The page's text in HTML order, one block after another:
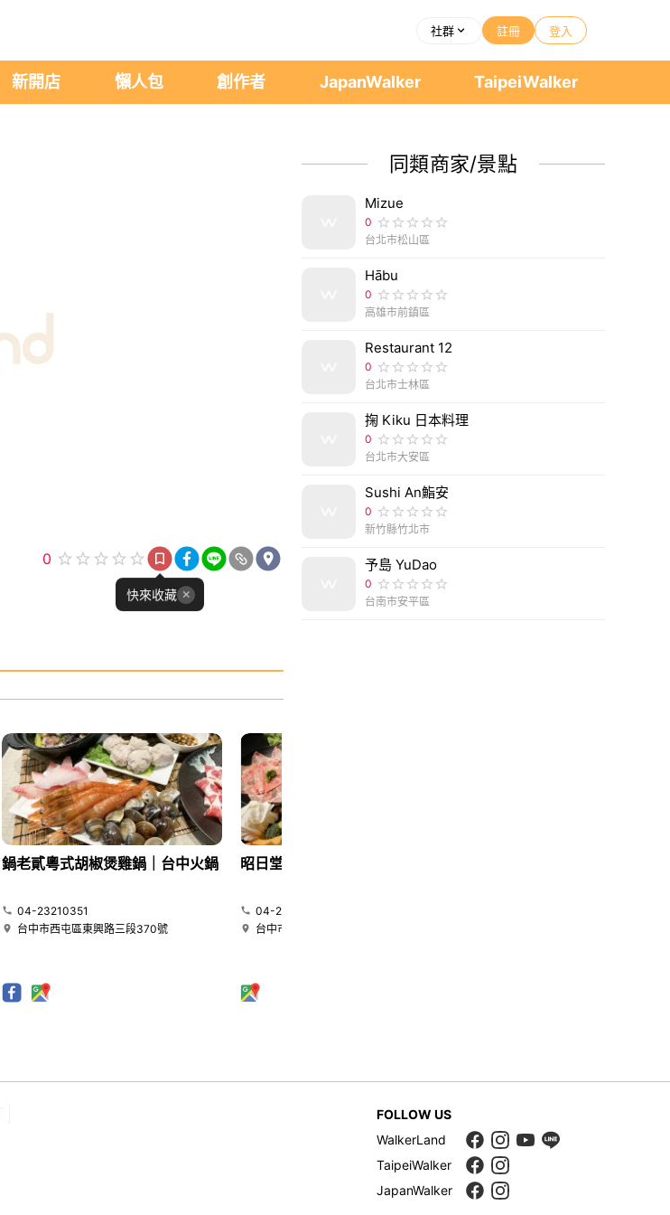
社群 註冊 登入
新開店 懶人包 創作者 JapanWalker TaipeiWalker
0
快來收藏
鍋老貳粵式胡椒煲雞鍋｜台中火鍋
04-23210351
台中市西屯區東興路三段370號
昭日堂鍋煮｜台中火鍋
04-22580269
台中市南屯區大墩十一街345號
同類商家/景點
Mizue
0
台北市松山區
Hābu
0
高雄市前鎮區
Restaurant 12
0
台北市士林區
掬 Kiku 日本料理
0
台北市大安區
Sushi An鮨安
0
新竹縣竹北市
予島 YuDao
0
台南市安平區
FOLLOW US
WalkerLand
TaipeiWalker
JapanWalker